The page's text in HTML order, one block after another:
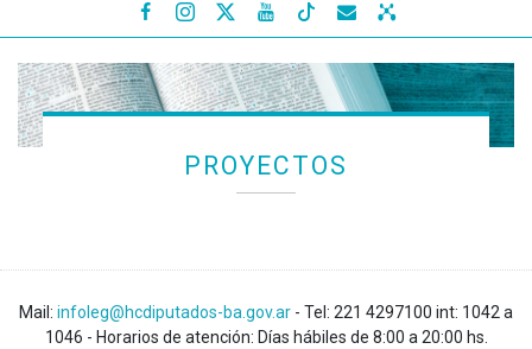
   
PROYECTOS
Mail: infoleg@hcdiputados-ba.gov.ar - Tel: 221 4297100 int: 1042 a
1046 - Horarios de atención: Días hábiles de 8:00 a 20:00 hs.